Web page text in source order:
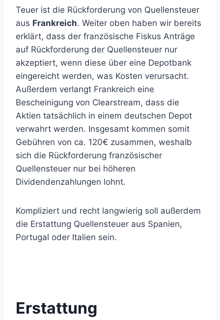
Teuer ist die Rückforderung von Quellensteuer
aus Frankreich. Weiter oben haben wir bereits
erklärt, dass der französische Fiskus Anträge
auf Rückforderung der Quellensteuer nur
akzeptiert, wenn diese über eine Depotbank
eingereicht werden, was Kosten verursacht.
Außerdem verlangt Frankreich eine
Bescheinigung von Clearstream, dass die
Aktien tatsächlich in einem deutschen Depot
verwahrt werden. Insgesamt kommen somit
Gebühren von ca. 120€ zusammen, weshalb
sich die Rückforderung französischer
Quellensteuer nur bei höheren
Dividendenzahlungen lohnt.
Kompliziert und recht langwierig soll außerdem
die Erstattung Quellensteuer aus Spanien,
Portugal oder Italien sein.
Erstattung